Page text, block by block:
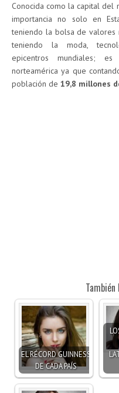
Conocida como la capital del
importancia no solo en
teniendo la bolsa de valores
teniendo la moda,
epicentros mundiales;
norteamérica ya que
población de 19,8 millones
EL RÉCORD GUINNESS
DE CADA PAÍS